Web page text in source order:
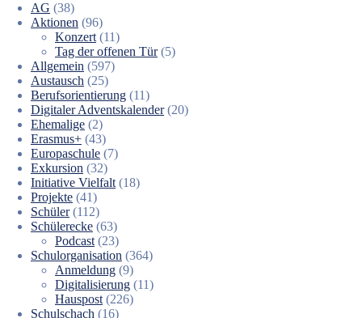
AG (38)
Aktionen (96)
Konzert (11)
Tag der offenen Tür(5)
Allgemein (597)
Austausch (25)
Berufsorientierung (11)
Digitaler Adventskalender(20)
Ehemalige (2)
Erasmus+ (43)
Europaschule (7)
Exkursion (32)
Initiative Vielfalt (18)
Projekte (41)
Schüler(112)
Schülerecke (63)
Podcast (23)
Schulorganisation (364)
Anmeldung (9)
Digitalisierung (11)
Hauspost (226)
Schulschach (16)